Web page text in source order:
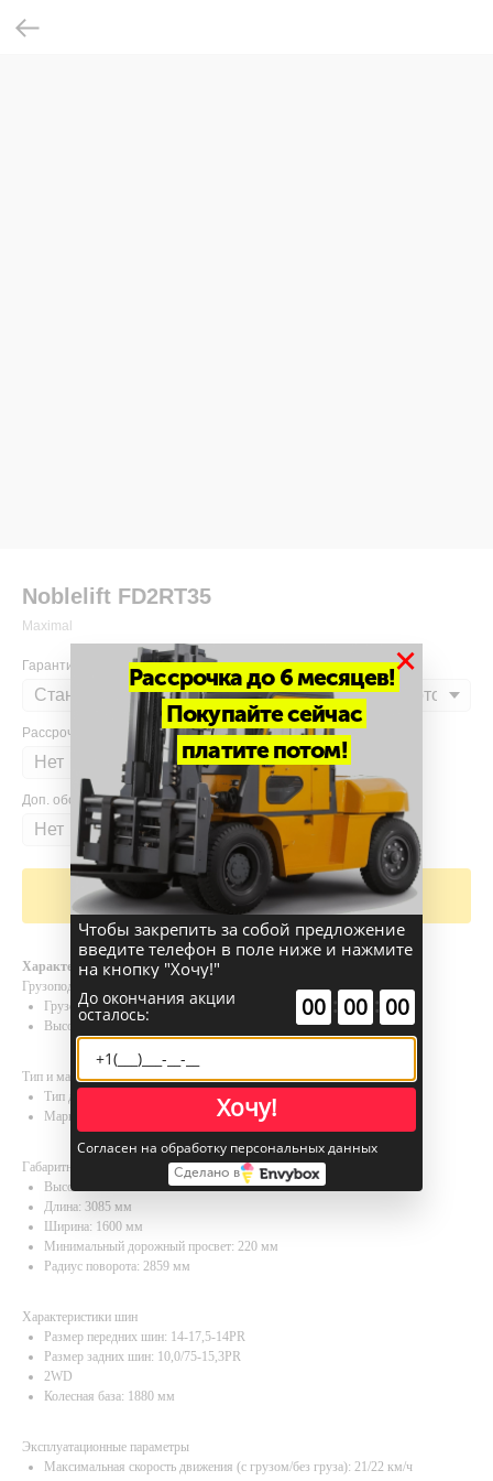
Noblelift FD2RT35
Maximal
Гарантия
Рассрочка
Доп. оборудование
Добавить в корзину
Характеристики
Грузоподъемность и высота подъема
Грузоподъемность: 3500 кг
Высота подъема: 3000 мм
Тип и марка двигателя
Тип двигателя: Дизель
Марка и производитель двигателя: Mitsubishi S4S (EUIIA)
Габаритные размеры
Высота: 2280 мм
Длина: 3085 мм
Ширина: 1600 мм
Минимальный дорожный просвет: 220 мм
Радиус поворота: 2859 мм
Характеристики шин
Размер передних шин: 14-17,5-14PR
Размер задних шин: 10,0/75-15,3PR
2WD
Колесная база: 1880 мм
Эксплуатационные параметры
Максимальная скорость движения (с грузом/без груза): 21/22 км/ч
Рассрочка до 6 месяцев!
Покупайте сейчас
платите потом!
×
Чтобы закрепить за собой предложение
введите телефон в поле ниже и нажмите
на кнопку "Хочу!"
До окончания акции
осталось: 00 : 00 : 00
Хочу!
Согласен на обработку персональных данных
Сделано в